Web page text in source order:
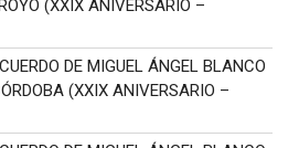
(XXIX ANIVERSARIO –
DE MIGUEL ÁNGEL BLANCO
(XXIX ANIVERSARIO –